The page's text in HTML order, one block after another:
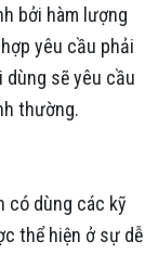
bởi hàm lượng
yêu cầu phải
sẽ yêu cầu
thường.
có dùng các kỹ
thể hiện ở sự dễ